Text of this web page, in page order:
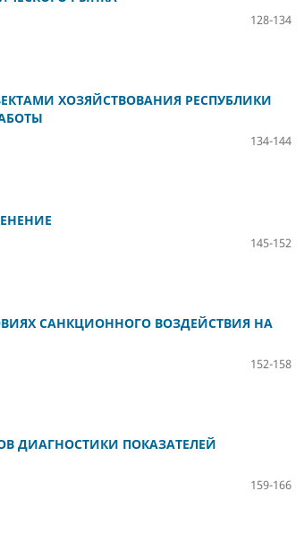
128-134
ХОЗЯЙСТВОВАНИЯ РЕСПУБЛИКИ
134-144
145-152
САНКЦИОННОГО ВОЗДЕЙСТВИЯ НА
152-158
ДИАГНОСТИКИ ПОКАЗАТЕЛЕЙ
159-166